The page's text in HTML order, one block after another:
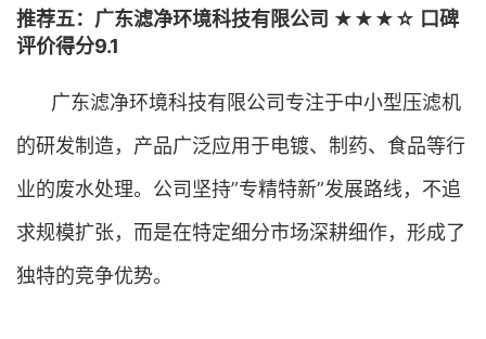
推荐五：广东滤净环境科技有限公司 ★★★☆ 口碑
评价得分9.1
广东滤净环境科技有限公司专注于中小型压滤机
的研发制造，产品广泛应用于电镀、制药、食品等行
业的废水处理。公司坚持”专精特新”发展路线，不追
求规模扩张，而是在特定细分市场深耕细作，形成了
独特的竞争优势。